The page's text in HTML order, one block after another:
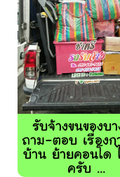
รับจ้างขนของบ
ถาม-ตอบ เรื่องก
บ้าน ย้ายคอนโด
ครับ ...